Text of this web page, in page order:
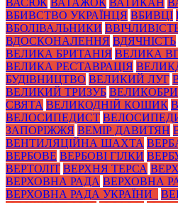
ВАСЮК ВАТАЖОК ВАТИКАН
ВБИВСТВО УКРАЇНЦЯ ВБИВЦІ
ВБОЛІВАЛЬНИКИ
ВДОСКОНАЛЕННЯ ВДЯЧНІСТЬ
ВЕЛИКА БРИТАНІЯ ВЕЛИКА
ВЕЛИКА РЕСТАВРАЦІЯ
БУДІВНИЦТВО ВЕЛИКИЙ ЛУГ
ВЕЛИКИЙ ТРИЗУБ
СВЯТА ВЕЛИКОДНІЙ КОШИК
ВЕЛОСИПЕДИСТ
ЗАПОРІЖЖЯ ВЕМІР ДАВИТЯН
ВЕНТИЛЯЦІЙНА ШАХТА
ВЕРБОВЕ ВЕРБОВІ ГІЛКИ
ВЕРТОЛІТ ВЕРХНЯ ТЕРСА
ВЕРХОВНА РАДА ВЕРХОВНА
ВЕРХОВНА РАДА УКРАЇНИ_